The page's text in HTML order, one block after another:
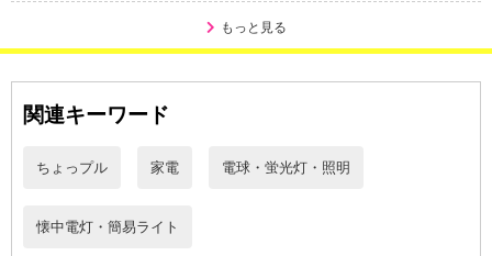
高輝度COB LEDチップを6個搭載！
コンパクトなのに驚くほど明るい！
8段階の固定箇所で360度回転するから真上も真下も照らせる♪
点灯パターンは3種類、点滅もOK
◎カラビナ付きで取り付け簡単、アウトドアや夜間の散歩、防犯・
防災用にも大活躍♪
「COB LED」とはLEDの種類の1つで広い発光面が特徴。
もっと見る
関連キーワード
ちょっプル 家電 電球・蛍光灯・照明
懐中電灯・簡易ライト